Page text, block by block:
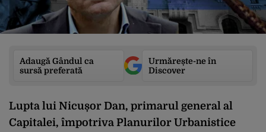
Adaugă Gândul ca
sursă preferată
Urmărește-ne în
Discover
Lupta lui Nicușor Dan, primarul general al
Capitalei, împotriva Planurilor Urbanistice